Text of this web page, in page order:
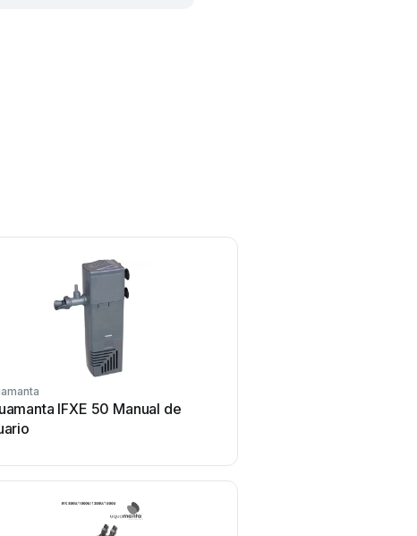
IFXE 50 Manual de